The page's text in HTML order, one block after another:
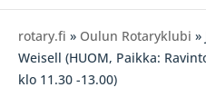
rotary.fi » Oulun Rotaryklubi »
Weisell (HUOM, Paikka:
klo 11.30 -13.00)